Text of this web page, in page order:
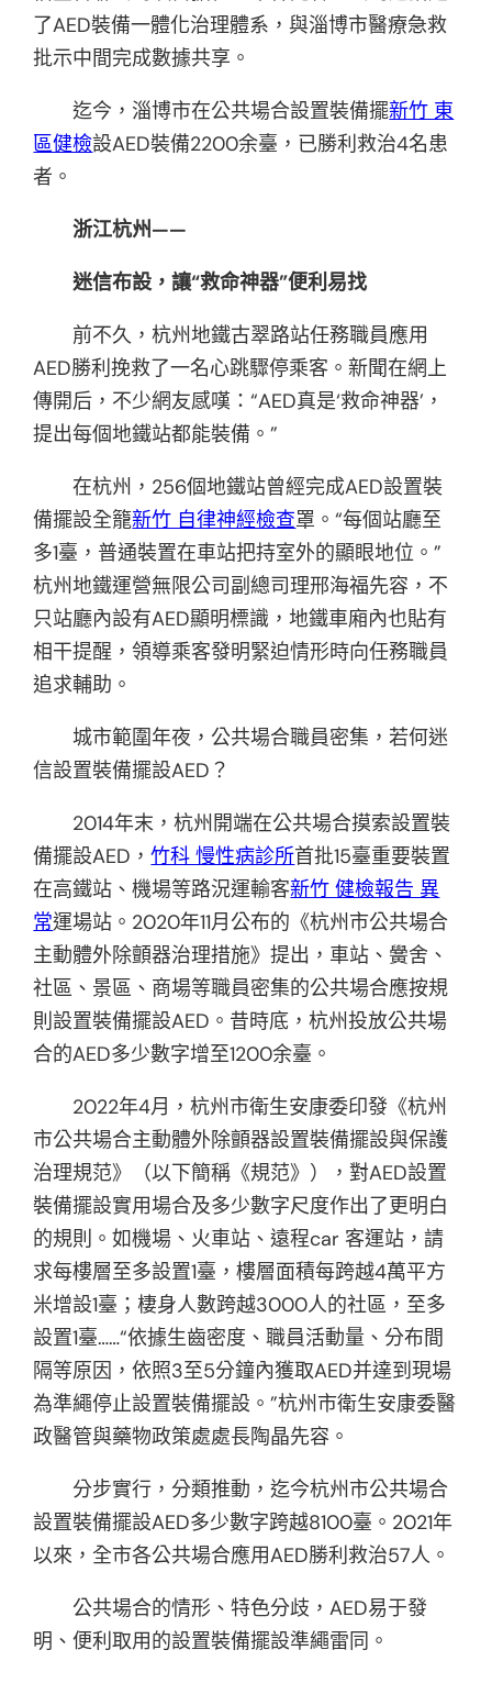
了AED裝備一體化治理體系，與淄博市醫療急救
批示中間完成數據共享。
迄今，淄博市在公共場合設置裝備擺新竹 東
區健檢設AED裝備2200余臺，已勝利救治4名患
者。
浙江杭州——
迷信布設，讓“救命神器”便利易找
前不久，杭州地鐵古翠路站任務職員應用
AED勝利挽救了一名心跳驟停乘客。新聞在網上
傳開后，不少網友感嘆：“AED真是‘救命神器’，
提出每個地鐵站都能裝備。”
在杭州，256個地鐵站曾經完成AED設置裝
備擺設全籠新竹 自律神經檢查罩。“每個站廳至
多1臺，普通裝置在車站把持室外的顯眼地位。”
杭州地鐵運營無限公司副總司理邢海福先容，不
只站廳內設有AED顯明標識，地鐵車廂內也貼有
相干提醒，領導乘客發明緊迫情形時向任務職員
追求輔助。
城市範圍年夜，公共場合職員密集，若何迷
信設置裝備擺設AED？
2014年末，杭州開端在公共場合摸索設置裝
備擺設AED，竹科 慢性病診所首批15臺重要裝置
在高鐵站、機場等路況運輸客新竹 健檢報告 異
常運場站。2020年11月公布的《杭州市公共場合
主動體外除顫器治理措施》提出，車站、黌舍、
社區、景區、商場等職員密集的公共場合應按規
則設置裝備擺設AED。昔時底，杭州投放公共場
合的AED多少數字增至1200余臺。
2022年4月，杭州市衛生安康委印發《杭州
市公共場合主動體外除顫器設置裝備擺設與保護
治理規范》（以下簡稱《規范》），對AED設置
裝備擺設實用場合及多少數字尺度作出了更明白
的規則。如機場、火車站、遠程car 客運站，請
求每樓層至多設置1臺，樓層面積每跨越4萬平方
米增設1臺；棲身人數跨越3000人的社區，至多
設置1臺……“依據生齒密度、職員活動量、分布間
隔等原因，依照3至5分鐘內獲取AED并達到現場
為準繩停止設置裝備擺設。”杭州市衛生安康委醫
政醫管與藥物政策處處長陶晶先容。
分步實行，分類推動，迄今杭州市公共場合
設置裝備擺設AED多少數字跨越8100臺。2021年
以來，全市各公共場合應用AED勝利救治57人。
公共場合的情形、特色分歧，AED易于發
明、便利取用的設置裝備擺設準繩雷同。